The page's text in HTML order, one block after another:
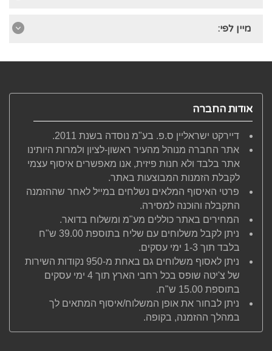
מיין לפי:
אודות החברה
דיירקט ישראליין ס.פ. בע"מ נוסדה בשנת 2011.
אתר החברה מנוהל מהעיר ראשון-לציון ולמרות היותינו
אתר בלבד ולא חנות פיזית, אנו מאפשרים איסוף עצמי
לקבלת הזמנות המבוצעות באתר.
פרטי האיסוף המלאים נשלחים במייל לאחר שההזמנה
התקבלה והוכנה למסירה.
המחירים באתר כוללים מע"מ ומשלוח בדואר.
ניתן לקבל משלוחים עם שליח בתוספת 39.00 ש"ח
בלבד תוך 1-3 ימי עסקים.
ניתן לאסוף משלוחים גם באחת מ-950 נקודות השירות
של צ'יטה שופס בכל רחבי הארץ תוך 4 ימי עסקים
בתוספת 15.00 ש"ח.
ניתן לבחור את אופן המשלוח/איסוף המתאים לך
במהלך ההזמנה, בקופה.